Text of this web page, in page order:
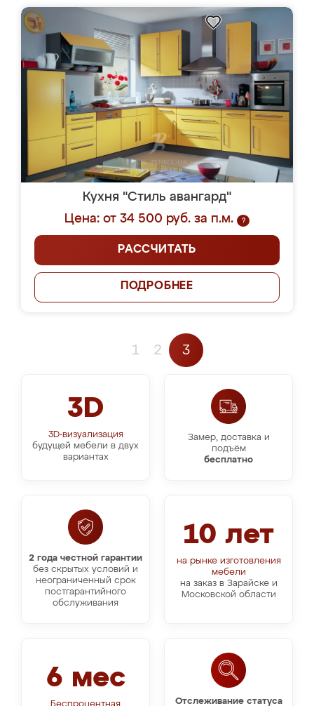
Кухня "Стиль авангард"
Цена: от 34 500 руб. за п.м.
?
РАССЧИТАТЬ
ПОДРОБНЕЕ
1 2 3
3D
3D-визуализация
будущей мебели в двух
вариантах
Замер, доставка и
подъём
бесплатно
10 лет
на рынке изготовления
мебели
на заказ в Зарайске и
Московской области
2 года честной гарантии
без скрытых условий и
неограниченный срок
постгарантийного
обслуживания
Отслеживание статуса
6 мес